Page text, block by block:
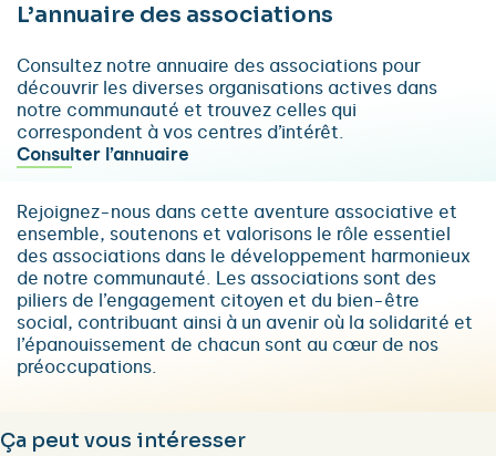
L’annuaire des associations
Consultez notre annuaire des associations pour
découvrir les diverses organisations actives dans
notre communauté et trouvez celles qui
correspondent à vos centres d’intérêt.
Consulter l’annuaire
Rejoignez-nous dans cette aventure associative et
ensemble, soutenons et valorisons le rôle essentiel
des associations dans le développement harmonieux
de notre communauté. Les associations sont des
piliers de l’engagement citoyen et du bien-être
social, contribuant ainsi à un avenir où la solidarité et
l’épanouissement de chacun sont au cœur de nos
préoccupations.
Ça peut vous intéresser